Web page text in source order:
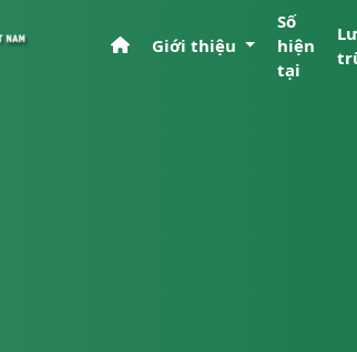
Giới thiệu
Số
hiện
tại